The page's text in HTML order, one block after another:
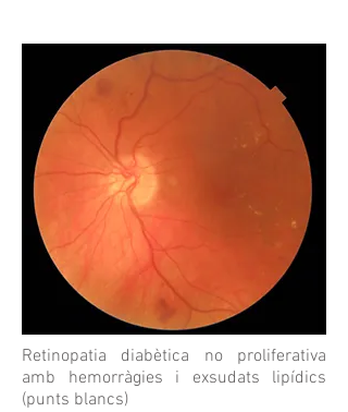
Retinopatia diabètica no proliferativa
amb hemorràgies i exsudats lipídics
(punts blancs)